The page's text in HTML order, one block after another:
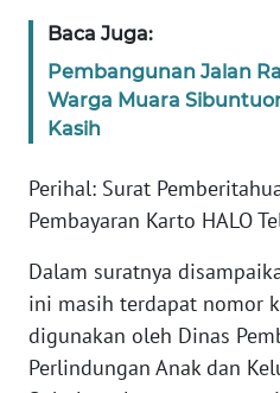
Baca Juga:
Pembangunan Jalan
Warga Muara
Kasih
Perihal: Surat
Pembayaran Karto HALO
Dalam suratnya
ini masih terdapat nomor
digunakan oleh Dinas
Perlindungan Anak dan
WN
KEPRI
WN
WN
PAPUA
BARAT
RIAU